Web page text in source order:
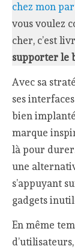
chez mon
vous voulez
cher, c’est
supporter le
Avec sa
ses
bien implanté
marque
là pour
une
s’appuyant
gadgets
En même